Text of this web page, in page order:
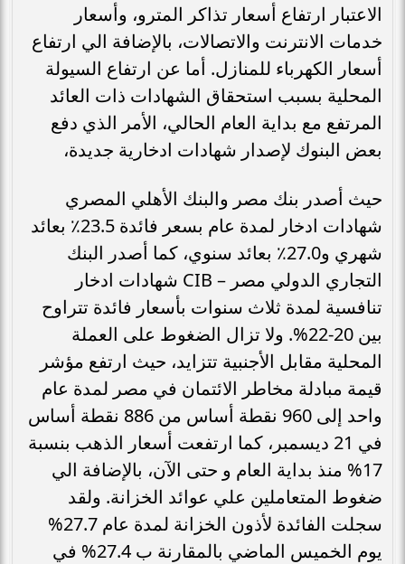
الاعتبار ارتفاع أسعار تذاكر المترو، وأسعار
خدمات الانترنت والاتصالات، بالإضافة الي ارتفاع
أسعار الكهرباء للمنازل. أما عن ارتفاع السيولة
المحلية بسبب استحقاق الشهادات ذات العائد
المرتفع مع بداية العام الحالي، الأمر الذي دفع
بعض البنوك لإصدار شهادات ادخارية جديدة،
حيث أصدر بنك مصر والبنك الأهلي المصري
شهادات ادخار لمدة عام بسعر فائدة 23.5٪ بعائد
شهري و27.0٪ بعائد سنوي، كما أصدر البنك
التجاري الدولي مصر – CIB شهادات ادخار
تنافسية لمدة ثلاث سنوات بأسعار فائدة تتراوح
بين 20-22%. ولا تزال الضغوط على العملة
المحلية مقابل الأجنبية تتزايد، حيث ارتفع مؤشر
قيمة مبادلة مخاطر الائتمان في مصر لمدة عام
واحد إلى 960 نقطة أساس من 886 نقطة أساس
في 21 ديسمبر، كما ارتفعت أسعار الذهب بنسبة
17% منذ بداية العام و حتى الآن، بالإضافة الي
ضغوط المتعاملين علي عوائد الخزانة. ولقد
سجلت الفائدة لأذون الخزانة لمدة عام 27.7%
يوم الخميس الماضي بالمقارنة ب 27.4% في